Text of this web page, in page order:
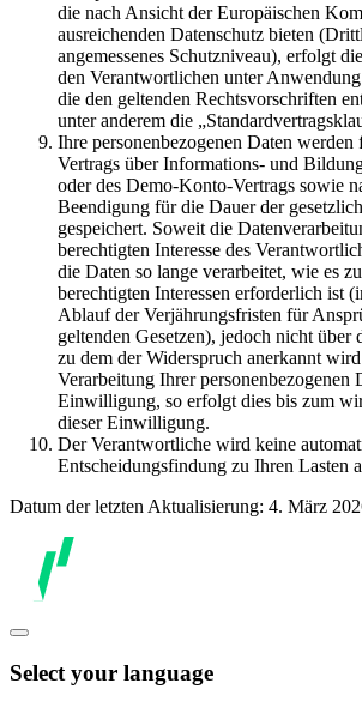
die nach Ansicht der Europäischen
ausreichenden Datenschutz bieten
angemessenes Schutzniveau), erfolgt
den Verantwortlichen unter
die den geltenden Rechtsvorschriften
unter anderem die
Ihre personenbezogenen Daten werden
Vertrags über Informations- und
oder des Demo-Konto-Vertrags sowie
Beendigung für die Dauer der
gespeichert. Soweit die
berechtigten Interesse des
die Daten so lange verarbeitet, wie es
berechtigten Interessen erforderlich ist
Ablauf der Verjährungsfristen für
geltenden Gesetzen), jedoch nicht über
zu dem der Widerspruch anerkannt
Verarbeitung Ihrer personenbezogenen
Einwilligung, so erfolgt dies bis zum
dieser Einwilligung.
Der Verantwortliche wird keine
Entscheidungsfindung zu Ihren Lasten
Datum der letzten Aktualisierung: 4. März
Select your language